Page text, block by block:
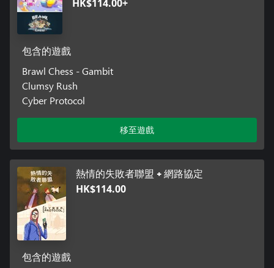
HK$114.00+
包含的遊戲
Brawl Chess - Gambit
Clumsy Rush
Cyber Protocol
移至遊戲
熱情的失敗者聯盟 + 網路協定
HK$114.00
包含的遊戲